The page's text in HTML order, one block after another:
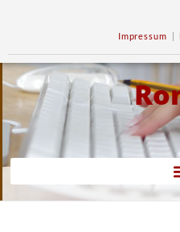
Impressum |